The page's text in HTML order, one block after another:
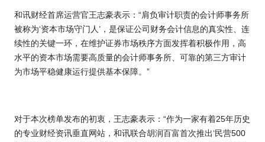
和讯财经首席运营官王志豪表示：“肩负审计职责的会计师事务所
被称为‘资本市场守门人’，是保证公司财务会计信息的真实性、连
续性的关键一环，在维护证券市场秩序方面发挥着积极作用，高
水平的资本市场需要高质量的会计师事务所、可靠的第三方审计
为市场平稳健康运行提供基本保障。”
对于本次榜单发布的初衷，王志豪表示：“作为一家有着25年历史
的专业财经资讯垂直网站，和讯联合胡润百富首次推出‘民营500